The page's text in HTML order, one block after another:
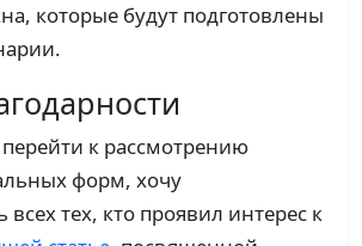
которые будут подготовлены
к рассмотрению
форм, хочу
всех тех, кто проявил интерес к